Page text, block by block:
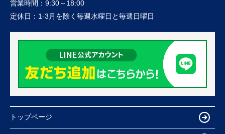
営業時間： 9:30～18:00
定休日： 1-3月を除く毎週水曜日と毎週日曜日
トップページ